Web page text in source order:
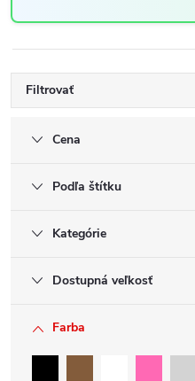
Filtrovať
Cena
Podľa štítku
Kategórie
Dostupná veľkosť
Farba